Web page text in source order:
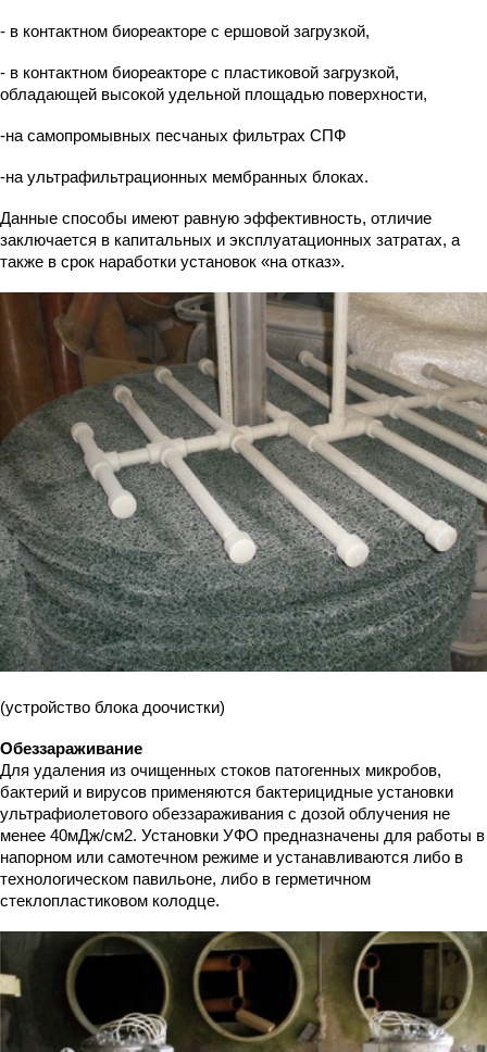
- в контактном биореакторе с ершовой загрузкой,
- в контактном биореакторе с пластиковой загрузкой,
обладающей высокой удельной площадью поверхности,
-на самопромывных песчаных фильтрах СПФ
-на ультрафильтрационных мембранных блоках.
Данные способы имеют равную эффективность, отличие
заключается в капитальных и эксплуатационных затратах, а
также в срок наработки установок «на отказ».
(устройство блока доочистки)
Обеззараживание
Для удаления из очищенных стоков патогенных микробов,
бактерий и вирусов применяются бактерицидные установки
ультрафиолетового обеззараживания с дозой облучения не
менее 40мДж/см2. Установки УФО предназначены для работы в
напорном или самотечном режиме и устанавливаются либо в
технологическом павильоне, либо в герметичном
стеклопластиковом колодце.